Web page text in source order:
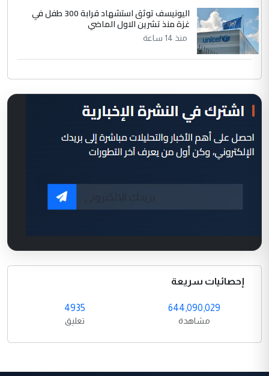
اليونيسف توثق استشهاد قرابة 300 طفل في
غزة منذ تشرين الاول الماضي
منذ 14 ساعة
إحصائيات سريعة
644,090,029
مشاهدة
4935
تعليق